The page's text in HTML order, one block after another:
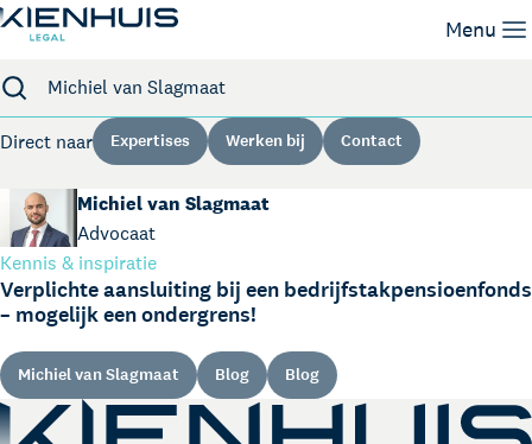
Menu
Expertises
Mensen
Kennis
Werken bij
Contact
Zoeken
Direct naar Expertises Werken bij Contact
Kennis & inspiratie
Verplichte aansluiting bij een bedrijfstakpensioenfonds
– mogelijk een ondergrens!
Michiel van Slagmaat Blog Blog
Michiel van Slagmaat
Advocaat